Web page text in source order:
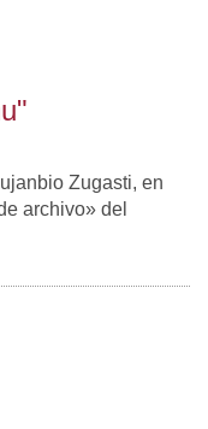
Zugasti, en
archivo» del